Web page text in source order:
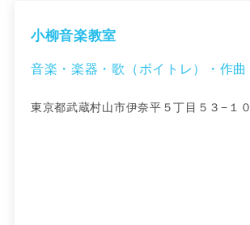
小柳音楽教室
音楽・楽器・歌（ボイトレ）・作曲
東京都武蔵村山市伊奈平５丁目５３−１０